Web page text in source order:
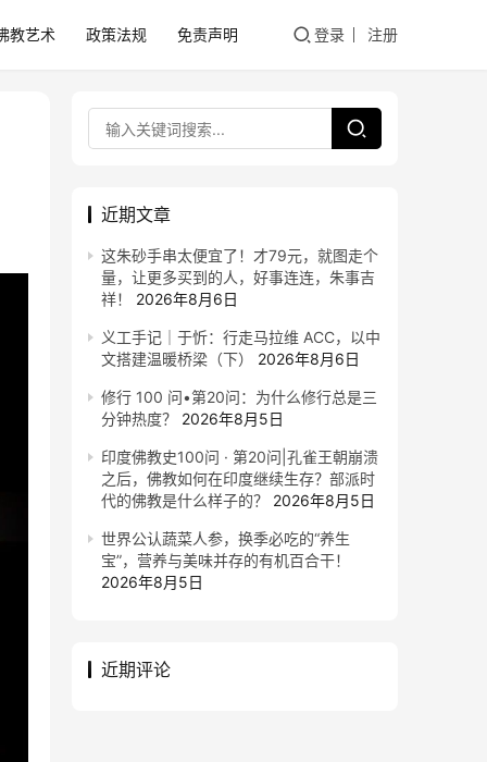
教艺术 政策法规 免责声明 登录 注册
近期文章
这朱砂手串太便宜了！才79元，就图走个
量，让更多买到的人，好事连连，朱事吉
祥！
2026年8月6日
义工手记｜于忻：行走马拉维 ACC，以中
文搭建温暖桥梁（下）
2026年8月6日
修行 100 问•第20问：为什么修行总是三
分钟热度？
2026年8月5日
印度佛教史100问 · 第20问|孔雀王朝崩溃
之后，佛教如何在印度继续生存？部派时
代的佛教是什么样子的？
2026年8月5日
世界公认蔬菜人参，换季必吃的“养生
宝”，营养与美味并存的有机百合干！
2026年8月5日
近期评论